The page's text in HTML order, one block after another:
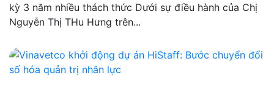
kỳ 3 năm nhiều thách thức Dưới sự điều hành của Chị
Nguyễn Thị THu Hưng trên...